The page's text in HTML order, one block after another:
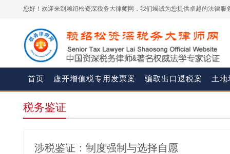
您好！欢迎来到赖绍松资深税务大律师网，我们竭诚为您提供卓越的法律服
首页 虚开增值税专用发票案 骗取出口退税案 土地
税务鉴证
涉税鉴证：制度强制与选择自愿